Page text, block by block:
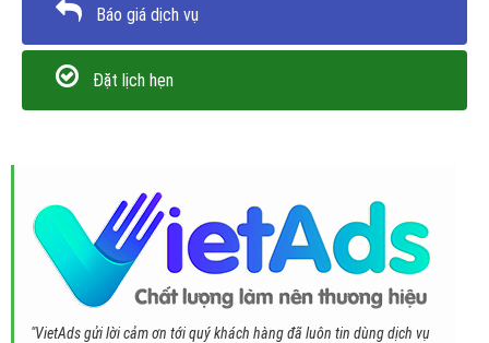
Báo giá dịch vụ
Đặt lịch hẹn
"VietAds gửi lời cảm ơn tới quý khách hàng đã luôn tin dùng dịch vụ